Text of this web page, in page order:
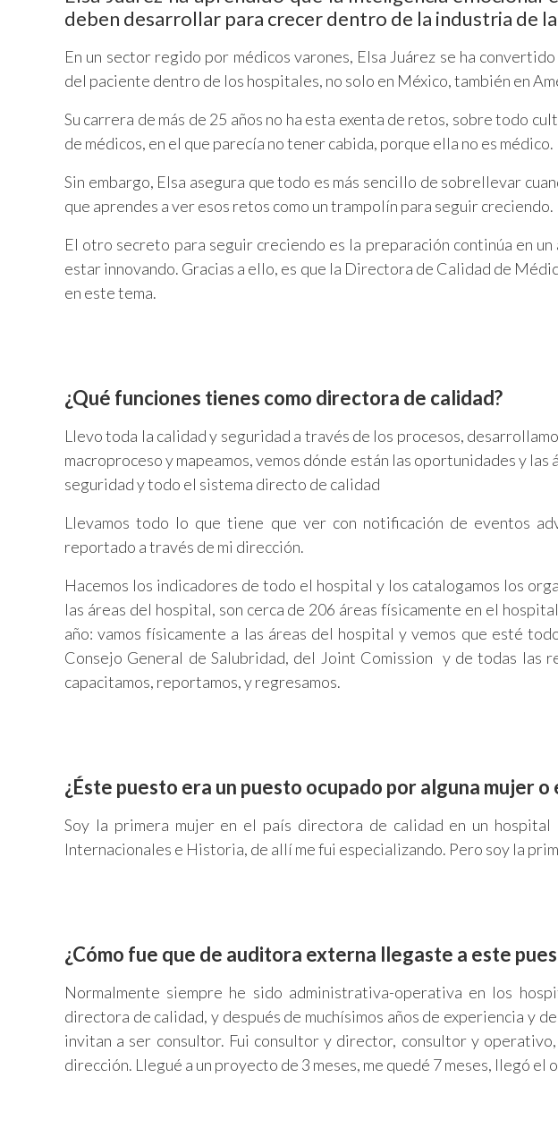
deben desarrollar para crecer dentro de la industria de
En un sector regido por médicos varones, Elsa Juárez se ha
del paciente dentro de los hospitales, no solo en México, también en
Su carrera de más de 25 años no ha esta exenta de retos, sobre todo
de médicos, en el que parecía no tener cabida, porque ella no es médico.
Sin embargo, Elsa asegura que todo es más sencillo de sobrellevar
que aprendes a ver esos retos como un trampolín para seguir creciendo.
El otro secreto para seguir creciendo es la preparación continúa en
estar innovando. Gracias a ello, es que la Directora de Calidad de
en este tema.
¿Qué funciones tienes como directora de calidad?
Llevo toda la calidad y seguridad a través de los procesos,
macroproceso y mapeamos, vemos dónde están las oportunidades y
seguridad y todo el sistema directo de calidad
Llevamos todo lo que tiene que ver con notificación de eventos
reportado a través de mi dirección.
Hacemos los indicadores de todo el hospital y los catalogamos los
las áreas del hospital, son cerca de 206 áreas físicamente en el
año: vamos físicamente a las áreas del hospital y vemos que esté
Consejo General de Salubridad, del Joint Comission y de todas las
capacitamos, reportamos, y regresamos.
¿Éste puesto era un puesto ocupado por alguna mujer o
Soy la primera mujer en el país directora de calidad en un hospital
Internacionales e Historia, de allí me fui especializando. Pero soy la
¿Cómo fue que de auditora externa llegaste a este
Normalmente siempre he sido administrativa-operativa en los
directora de calidad, y después de muchísimos años de experiencia y
invitan a ser consultor. Fui consultor y director, consultor y
dirección. Llegué a un proyecto de 3 meses, me quedé 7 meses, llegó el